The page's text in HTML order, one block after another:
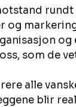
og
og
som de
alle
blir